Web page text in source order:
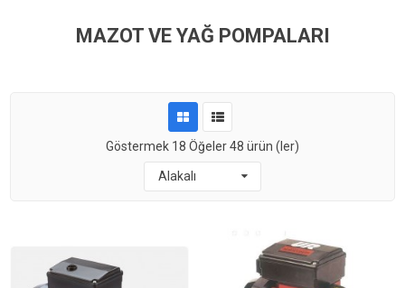
MAZOT VE YAĞ POMPALARI
Göstermek 18 Öğeler48 ürün (ler)
Alakalı